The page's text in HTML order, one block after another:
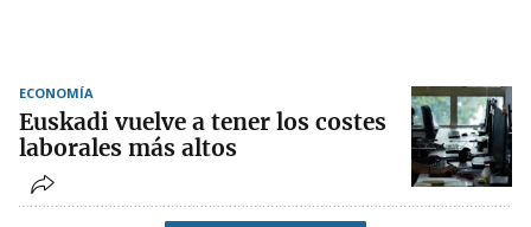
ECONOMÍA
Euskadi vuelve a tener los costes
laborales más altos